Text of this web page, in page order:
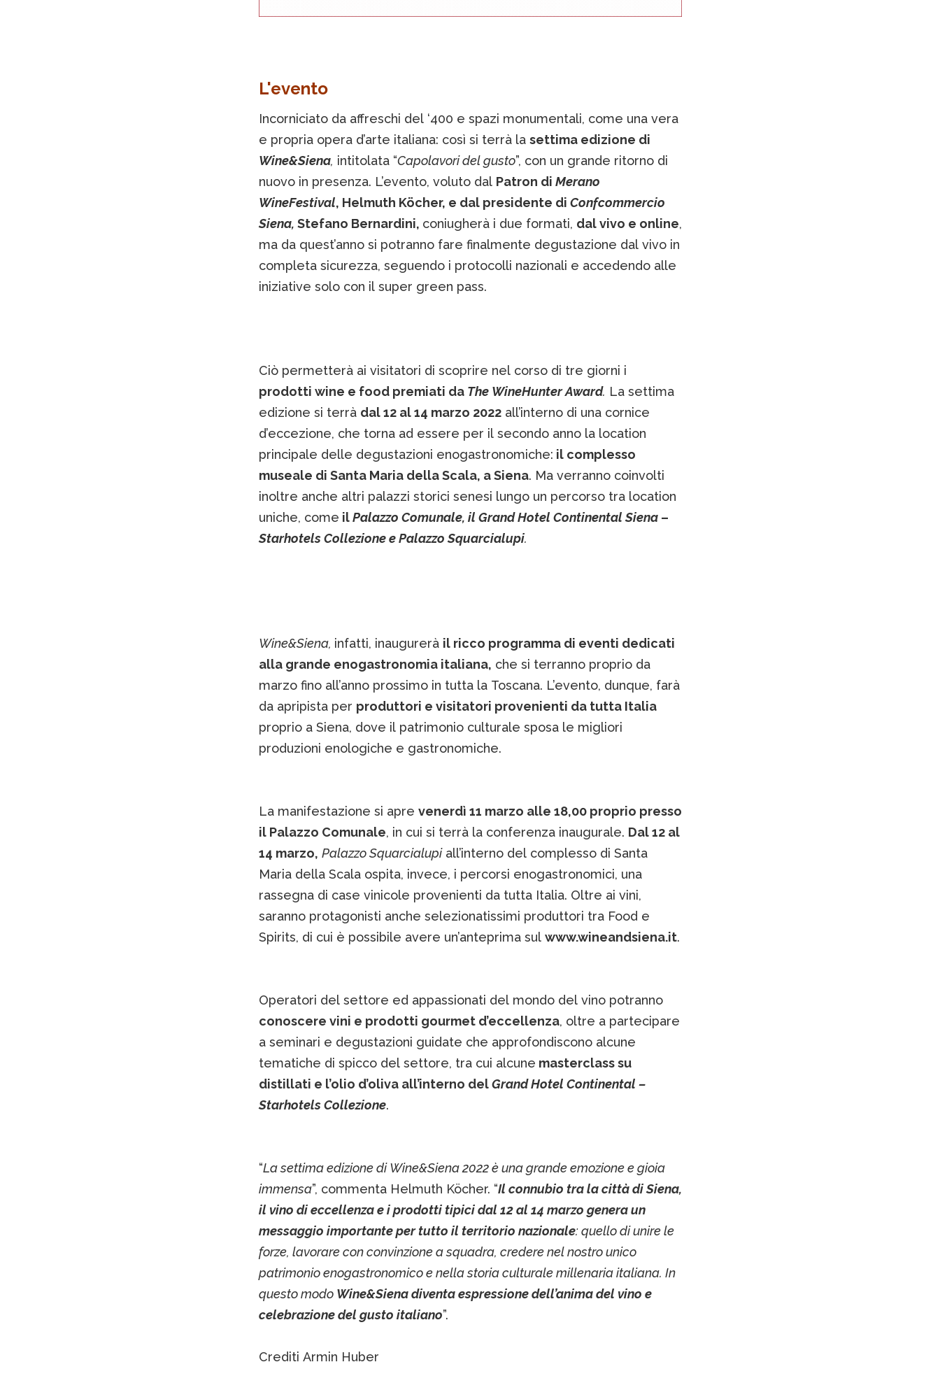
L'evento
Incorniciato da affreschi del ‘400 e spazi monumentali, come una vera
e propria opera d’arte italiana: così si terrà la settima edizione di
Wine&Siena, intitolata “Capolavori del gusto”, con un grande ritorno di
nuovo in presenza. L’evento, voluto dal Patron di Merano
WineFestival, Helmuth Köcher, e dal presidente di Confcommercio
Siena, Stefano Bernardini, coniugherà i due formati, dal vivo e online,
ma da quest’anno si potranno fare finalmente degustazione dal vivo in
completa sicurezza, seguendo i protocolli nazionali e accedendo alle
iniziative solo con il super green pass.
Ciò permetterà ai visitatori di scoprire nel corso di tre giorni i
prodotti wine e food premiati da The WineHunter Award. La settima
edizione si terrà dal 12 al 14 marzo 2022all’interno di una cornice
d’eccezione, che torna ad essere per il secondo anno la location
principale delle degustazioni enogastronomiche: il complesso
museale di Santa Maria della Scala, a Siena. Ma verranno coinvolti
inoltre anche altri palazzi storici senesi lungo un percorso tra location
uniche, come ilPalazzo Comunale, il Grand Hotel Continental Siena–
Starhotels Collezione e Palazzo Squarcialupi.
Wine&Siena, infatti, inaugurerà il ricco programma di eventi dedicati
alla grande enogastronomia italiana, che si terranno proprio da
marzo fino all’anno prossimo in tutta la Toscana. L’evento, dunque, farà
da apripista per produttori e visitatori provenienti da tutta Italia
proprio a Siena, dove il patrimonio culturale sposa le migliori
produzioni enologiche e gastronomiche.
La manifestazione si apre venerdì 11 marzo alle 18,00 proprio presso
il Palazzo Comunale, in cui si terrà la conferenza inaugurale. Dal 12 al
14 marzo, Palazzo Squarcialupiall’interno del complesso di Santa
Maria della Scala ospita, invece, i percorsi enogastronomici, una
rassegna di case vinicole provenienti da tutta Italia. Oltre ai vini,
saranno protagonisti anche selezionatissimi produttori tra Food e
Spirits, di cui è possibile avere un’anteprima sul www.wineandsiena.it.
Operatori del settore ed appassionati del mondo del vino potranno
conoscere vini e prodotti gourmet d’eccellenza, oltre a partecipare
a seminari e degustazioni guidate che approfondiscono alcune
tematiche di spicco del settore, tra cui alcune masterclass su
distillati e l’olio d’oliva all’interno delGrand Hotel Continental –
Starhotels Collezione.
“La settima edizione di Wine&Siena 2022 è una grande emozione e gioia
immensa”, commenta Helmuth Köcher. “Il connubio tra la città di Siena,
il vino di eccellenza e i prodotti tipici dal 12 al 14 marzo genera un
messaggio importante per tutto il territorio nazionale: quello di unire le
forze, lavorare con convinzione a squadra, credere nel nostro unico
patrimonio enogastronomico e nella storia culturale millenaria italiana. In
questo modo Wine&Siena diventa espressione dell’anima del vino e
celebrazione del gusto italiano”.
Crediti Armin Huber